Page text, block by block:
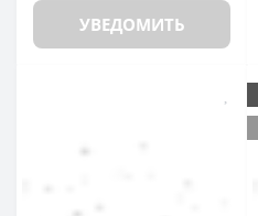
УВЕДОМИТЬ